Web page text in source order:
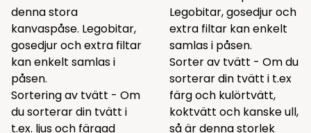
denna stora
kanvaspåse. Legobitar,
gosedjur och extra filtar
kan enkelt samlas i
påsen.
Sortering av tvätt - Om
du sorterar din tvätt i
t.ex. ljus och färgad
Legobitar, gosedjur och
extra filtar kan enkelt
samlas i påsen.
Sorter av tvätt - Om du
sorterar din tvätt i t.ex
färg och kulörtvätt,
koktvätt och kanske ull,
så är denna storlek